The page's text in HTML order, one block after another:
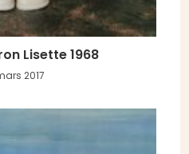
Lisette 1968
2017